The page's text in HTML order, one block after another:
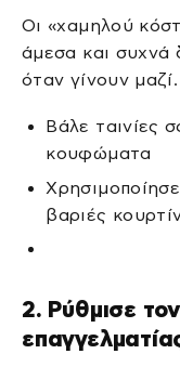
Οι «χαμηλού
άμεσα και συχνά
όταν γίνουν μαζί.
Βάλε ταινίες
κουφώματα
βαριές
2. Ρύθμισε